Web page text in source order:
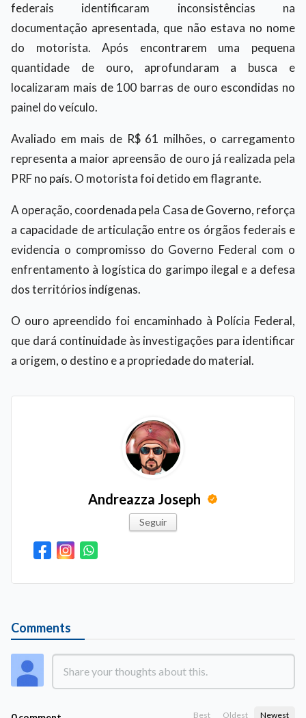
federais identificaram inconsistências na
documentação apresentada, que não estava no nome
do motorista. Após encontrarem uma pequena
quantidade de ouro, aprofundaram a busca e
localizaram mais de 100 barras de ouro escondidas no
painel do veículo.
Avaliado em mais de R$ 61 milhões, o carregamento
representa a maior apreensão de ouro já realizada pela
PRF no país. O motorista foi detido em flagrante.
A operação, coordenada pela Casa de Governo, reforça
a capacidade de articulação entre os órgãos federais e
evidencia o compromisso do Governo Federal com o
enfrentamento à logística do garimpo ilegal e a defesa
dos territórios indígenas.
O ouro apreendido foi encaminhado à Polícia Federal,
que dará continuidade às investigações para identificar
a origem, o destino e a propriedade do material.
Andreazza Joseph
Seguir
Comments
Best Oldest Newest